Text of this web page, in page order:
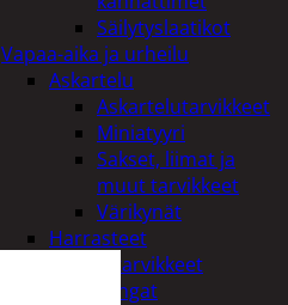
Säilytyslaatikot
Vapaa-aika ja urheilu
Askartelu
Askartelutarvikkeet
Miniatyyri
Sakset, liimat ja
muut tarvikkeet
Värikynät
Harrasteet
Käsityötarvikkeet
Langat